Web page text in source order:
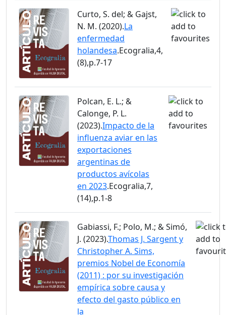
Curto, S. del; & Gajst,
N. M. (2020).La
enfermedad
holandesa.Ecogralia,4,
(8),p.7-17
Polcan, E. L.; &
Calonge, P. L.
(2023).Impacto de la
influenza aviar en las
exportaciones
argentinas de
productos avícolas
en 2023.Ecogralia,7,
(14),p.1-8
Gabiassi, F.; Polo, M.; & Simó,
J. (2023).Thomas J. Sargent y
Christopher A. Sims,
premios Nobel de Economía
(2011) : por su investigación
empírica sobre causa y
efecto del gasto público en
la